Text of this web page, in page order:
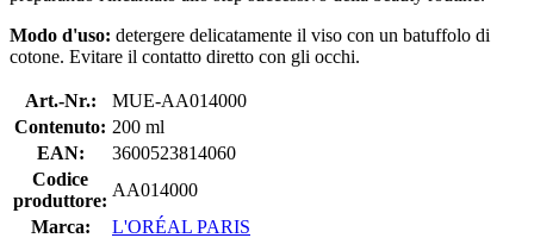
Modo d'uso: detergere delicatamente il viso con un batuffolo di
cotone. Evitare il contatto diretto con gli occhi.
Art.-Nr.:
MUE-AA014000
Contenuto: 200 ml
EAN:
3600523814060
Codice
produttore:
AA014000
Marca:
L'ORÉAL PARIS